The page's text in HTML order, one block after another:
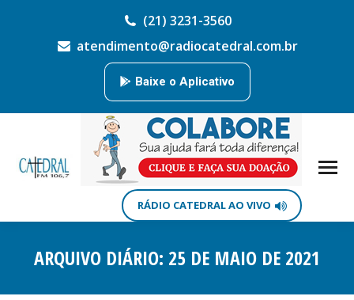
(21) 3231-3560
atendimento@radiocatedral.com.br
Baixe o Aplicativo
RÁDIO CATEDRAL AO VIVO
ARQUIVO DIÁRIO: 25 DE MAIO DE 2021